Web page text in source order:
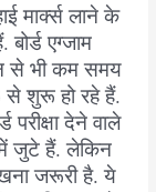
मार्क्स लाने के
एग्जाम
से भी कम समय
से शुरू हो रहे हैं.
देने वाले
में जुटे हैं. लेकिन
जरूरी है. ये